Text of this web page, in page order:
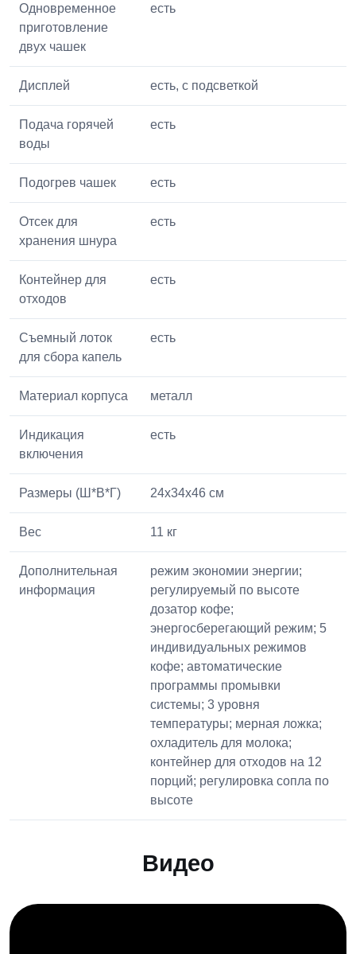
Одновременное
приготовление
двух чашек
есть
Дисплей есть, с подсветкой
Подача горячей
воды
есть
Подогрев чашек есть
Отсек для
хранения шнура
есть
Контейнер для
отходов
есть
Съемный лоток
для сбора капель
есть
Материал корпуса металл
Индикация
включения
есть
Размеры (Ш*В*Г) 24x34x46 см
Вес 11 кг
Дополнительная
информация
режим экономии энергии;
регулируемый по высоте
дозатор кофе;
энергосберегающий режим; 5
индивидуальных режимов
кофе; автоматические
программы промывки
системы; 3 уровня
температуры; мерная ложка;
охладитель для молока;
контейнер для отходов на 12
порций; регулировка сопла по
высоте
Видео